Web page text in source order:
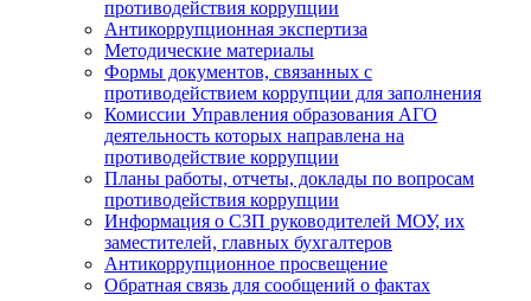
противодействия коррупции
Антикоррупционная экспертиза
Методические материалы
Формы документов, связанных с
противодействием коррупции для заполнения
Комиссии Управления образования АГО
деятельность которых направлена на
противодействие коррупции
Планы работы, отчеты, доклады по вопросам
противодействия коррупции
Информация о СЗП руководителей МОУ, их
заместителей, главных бухгалтеров
Антикоррупционное просвещение
Обратная связь для сообщений о фактах